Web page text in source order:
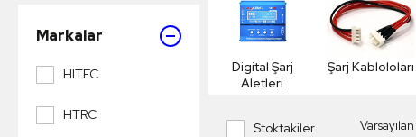
Markalar
HITEC
HTRC
Digital Şarj
Aletleri
Şarj Kabloloları
Stoktakiler